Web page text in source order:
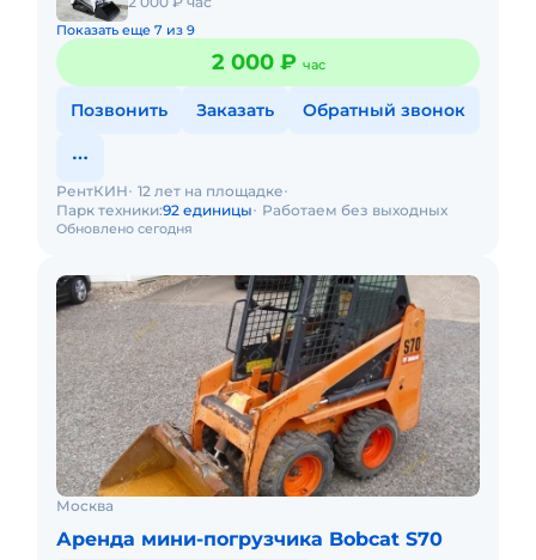
Показать еще 7 из 9
2 000 ₽ час
Позвонить Заказать Обратный звонок
Обновлено сегодня
РентКИН 12 лет на площадке
Парк техники:92 единицы Работаем без выходных
Москва
Аренда мини-погрузчика Bobcat S70